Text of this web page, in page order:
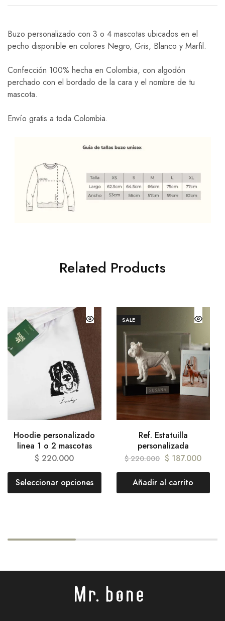
Buzo personalizado con 3 o 4 mascotas ubicados en el
pecho disponible en colores Negro, Gris, Blanco y Marfil.
Confección 100% hecha en Colombia, con algodón
perchado con el bordado de la cara y el nombre de tu
mascota.
Envío gratis a toda Colombia.
Related Products
Hoodie personalizado
linea 1 o 2 mascotas
$ 220.000
Seleccionar opciones
SALE
Ref. Estatuilla
personalizada
$220.000 $ 187.000
Añadir al carrito